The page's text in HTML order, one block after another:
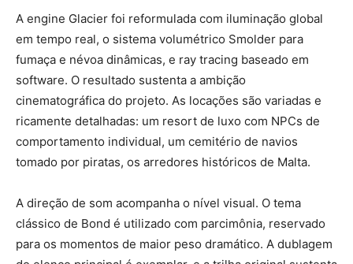
A engine Glacier foi reformulada com iluminação global
em tempo real, o sistema volumétrico Smolder para
fumaça e névoa dinâmicas, e ray tracing baseado em
software. O resultado sustenta a ambição
cinematográfica do projeto. As locações são variadas e
ricamente detalhadas: um resort de luxo com NPCs de
comportamento individual, um cemitério de navios
tomado por piratas, os arredores históricos de Malta.
A direção de som acompanha o nível visual. O tema
clássico de Bond é utilizado com parcimônia, reservado
para os momentos de maior peso dramático. A dublagem